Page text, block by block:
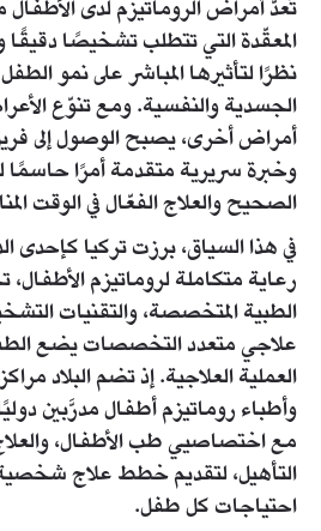
تُعدّ أمراض الروماتيزم لدى الأطفال
المعقّدة التي تتطلب تشخيصًا دقيقًا
نظرًا لتأثيرها المباشر على نمو
الجسدية والنفسية. ومع تنوّع
أمراض أخرى، يصبح الوصول
وخبرة سريرية متقدمة أمرًا
الصحيح والعلاج الفعّال في الوقت
في هذا السياق، برزت تركيا كإحدى
رعاية متكاملة لروماتيزم الأطفال،
الطبية المتخصصة، والتقنيات
علاجي متعدد التخصصات يضع
العملية العلاجية. إذ تضم البلاد
وأطباء روماتيزم أطفال مدرَّبين
مع اختصاصيي طب الأطفال،
التأهيل، لتقديم خطط علاج
احتياجات كل طفل.